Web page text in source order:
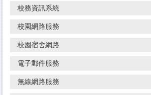
校務資訊系統
校園網路服務
校園宿舍網路
電子郵件服務
無線網路服務